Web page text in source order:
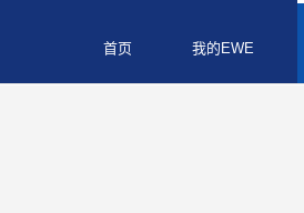
首页 我的EWE